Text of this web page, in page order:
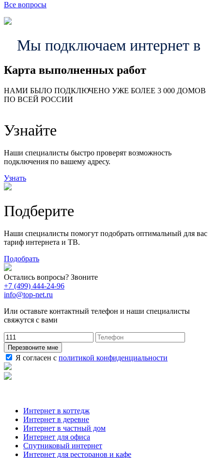
Все вопросы
Мы подключаем интернет в
Карта выполненных работ
НАМИ БЫЛО ПОДКЛЮЧЕНО УЖЕ БОЛЕЕ 3 000 ДОМОВ
ПО ВСЕЙ РОССИИ
57
29
99
48
Узнайте
Наши специалисты быстро проверят возможность
подключения по вашему адресу.
Узнать
Подберите
Наши специалисты помогут подобрать оптимальный для вас
тариф интернета и ТВ.
Подобрать
Остались вопросы? Звоните
+7 (499) 444-24-96
info@top-net.ru
Или оставьте контактный телефон и наши специалисты
свяжутся с вами
Перезвоните мне
Я согласен с политикой конфиденциальности
Интернет в коттедж
Интернет в деревне
Интернет в частный дом
Интернет для офиса
Спутниковый интернет
Интернет для ресторанов и кафе